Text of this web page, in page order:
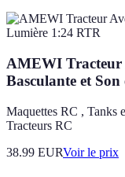
AMEWI Tracteur
Basculante et
Maquettes RC , Tanks
Tracteurs RC
38.99 EURVoir le prix